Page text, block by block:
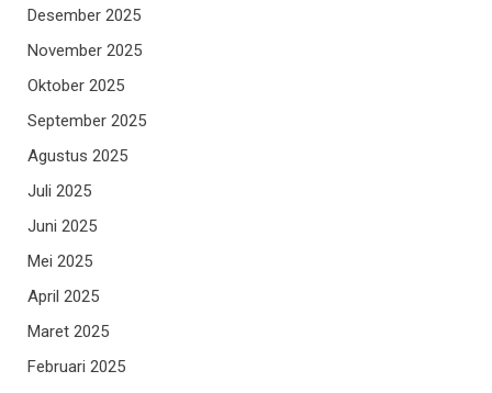
Desember 2025
November 2025
Oktober 2025
September 2025
Agustus 2025
Juli 2025
Juni 2025
Mei 2025
April 2025
Maret 2025
Februari 2025